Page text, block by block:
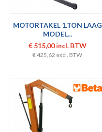
MOTORTAKEL 1.TON LAAG
MODEL...
€ 515,00 incl. BTW
€ 425,62 excl. BTW